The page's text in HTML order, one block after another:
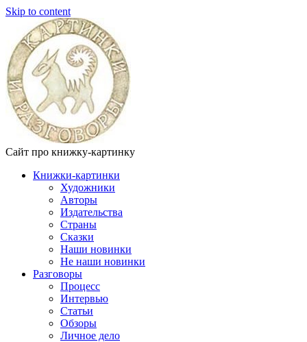
Skip to content
Сайт про книжку-картинку
Книжки-картинки
Художники
Авторы
Издательства
Страны
Сказки
Наши новинки
Не наши новинки
Разговоры
Процесс
Интервью
Статьи
Обзоры
Личное дело